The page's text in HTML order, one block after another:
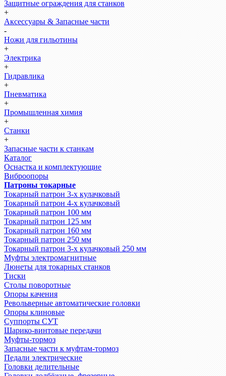
Защитные ограждения для станков
+
Аксессуары & Запасные части
-
Ножи для гильотины
+
Электрика
+
Гидравлика
+
Пневматика
+
Промышленная химия
+
Станки
+
Запасные части к станкам
Каталог
Оснастка и комплектующие
Виброопоры
Патроны токарные
Токарный патрон 3-х кулачковый
Токарный патрон 4-х кулачковый
Токарный патрон 100 мм
Токарный патрон 125 мм
Токарный патрон 160 мм
Токарный патрон 250 мм
Токарный патрон 3-х кулачковый 250 мм
Муфты электромагнитные
Люнеты для токарных станков
Тиски
Столы поворотные
Опоры качения
Револьверные автоматические головки
Опоры клиновые
Суппорты СУТ
Шарико-винтовые передачи
Муфты-тормоз
Запасные части к муфтам-тормоз
Педали электрические
Головки делительные